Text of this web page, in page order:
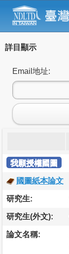
詳目顯示
Email地址:
我願授權國圖
國圖紙本論文
研究生:
研究生(外文):
論文名稱: